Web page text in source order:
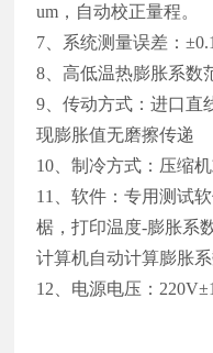
um，自动校正量程。
7、系统测量误差：
8、高低温热膨胀系数
9、传动方式：进口直
现膨胀值无磨擦传递
10、制冷方式：压缩
11、软件：专用测试
椐，打印温度-膨胀系
计算机自动计算膨胀
12、电源电压：